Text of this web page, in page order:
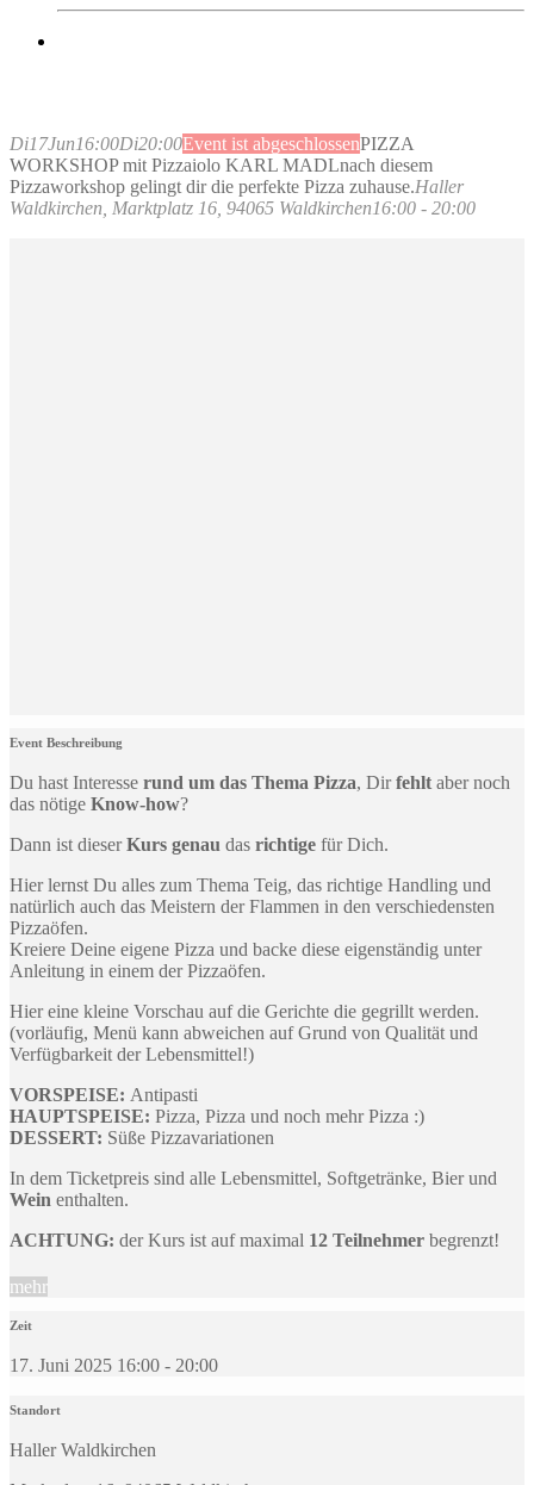
Di17Jun16:00Di20:00Event ist abgeschlossenPIZZA
WORKSHOP mit Pizzaiolo KARL MADLnach diesem
Pizzaworkshop gelingt dir die perfekte Pizza zuhause.Haller
Waldkirchen , Marktplatz 16, 94065 Waldkirchen16:00 - 20:00
Event Beschreibung
Du hast Interesse rund um das Thema Pizza, Dirfehlt aber noch
das nötige Know-how?
Dann ist dieserKurs genau das richtige für Dich.
Hier lernst Du alles zum Thema Teig, das richtige Handling und
natürlich auch das Meistern der Flammen in den verschiedensten
Pizzaöfen.
Kreiere Deine eigene Pizza und backe diese eigenständig unter
Anleitung in einem der Pizzaöfen.
Hier eine kleine Vorschau auf die Gerichte die gegrillt werden.
(vorläufig, Menü kann abweichen auf Grund von Qualität und
Verfügbarkeit der Lebensmittel!)
VORSPEISE: Antipasti
HAUPTSPEISE: Pizza, Pizza und noch mehr Pizza :)
DESSERT: Süße Pizzavariationen
In dem Ticketpreis sind alle Lebensmittel, Softgetränke, Bier und
Wein enthalten.
ACHTUNG: der Kurs ist auf maximal 12 Teilnehmer begrenzt!
mehr
Zeit
17. Juni 2025 16:00 - 20:00
Standort
Haller Waldkirchen